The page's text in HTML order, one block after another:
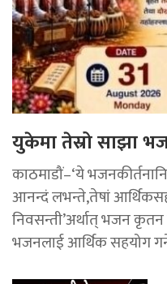
युकेमा तेस्रो साझा
काठमाडौं–‘ये
आनन्दं लभन्ते,तेषां
निवसन्ती’अर्थात् भजन कृतन
भजनलाई आर्थिक सहयोग